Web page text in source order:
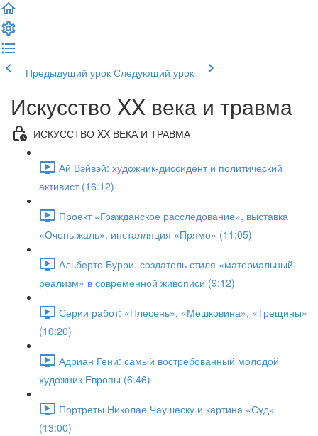
Предыдущий урок Следующий урок
Искусство XX века и травма
ИСКУССТВО XX ВЕКА И ТРАВМА
Ай Вэйвэй: художник-диссидент и политический
активист (16:12)
Проект «Гражданское расследование», выставка
«Очень жаль», инсталляция «Прямо» (11:05)
Альберто Бурри: создатель стиля «материальный
реализм» в современной живописи (9:12)
Серии работ: «Плесень», «Мешковина», «Трещины»
(10:20)
Адриан Гени: самый востребованный молодой
художник Европы (6:46)
Портреты Николае Чаушеску и картина «Суд»
(13:00)